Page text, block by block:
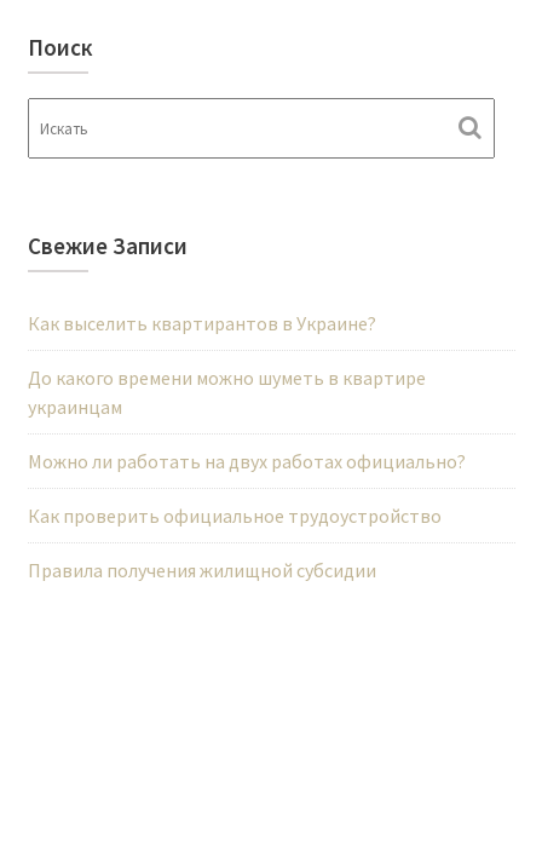
ц
и
п
з
а
п
и
с
я
м
Поиск
Свежие Записи
Как выселить квартирантов в Украине?
До какого времени можно шуметь в квартире
украинцам
Можно ли работать на двух работах официально?
Как проверить официальное трудоустройство
Правила получения жилищной субсидии